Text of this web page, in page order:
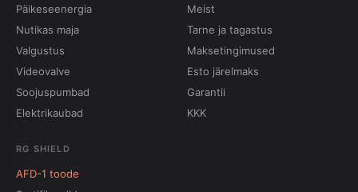
Päikeseenergia
Nutikas maja
Valgustus
Videovalve
Soojuspumbad
Elektrikaubad
Meist
Tarne ja tagastus
Maksetingimused
Esto järelmaks
Garantii
KKK
RG SHIELD
AFD-1 toode